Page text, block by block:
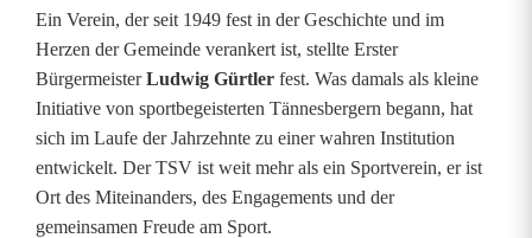
ä
h
r
i
g
Ein Verein, der seit 1949 fest in der Geschichte und im
Herzen der Gemeinde verankert ist, stellte Erster
BürgermeisterLudwig Gürtler fest. Was damals als kleine
Initiative von sportbegeisterten Tännesbergern begann, hat
sich im Laufe der Jahrzehnte zu einer wahren Institution
entwickelt. Der TSV ist weit mehr als ein Sportverein, er ist
Ort des Miteinanders, des Engagements und der
gemeinsamen Freude am Sport.